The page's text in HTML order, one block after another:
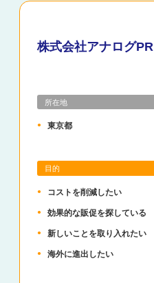
株式会社アナログPR
所在地
東京都
目的
コストを削減したい
効果的な販促を探している
新しいことを取り入れたい
海外に進出したい